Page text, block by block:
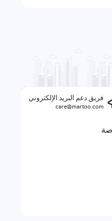
فريق دعم البريد الإلكتروني
care@martoo.com